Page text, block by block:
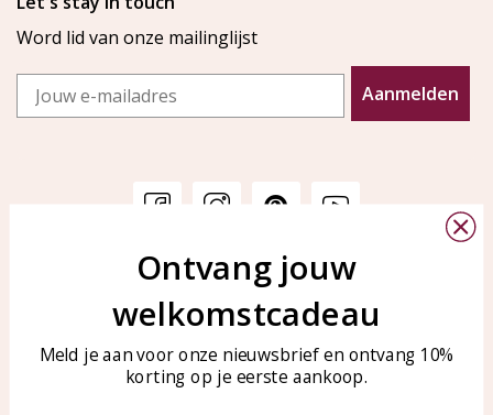
Word lid van onze mailinglijst
Email
Aanmelden
Veelgestelde vragen
Sieraden onderhouden
KAYA Sieraden
Bellen of WhatsApp Ma-Vr
tussen 09:00-17:00
Tel: 0850003187
WhatsApp: 0850003187
Ontvang jouw
welkomstcadeau
Meld je aan voor onze nieuwsbrief en ontvang 10%
korting op je eerste aankoop.